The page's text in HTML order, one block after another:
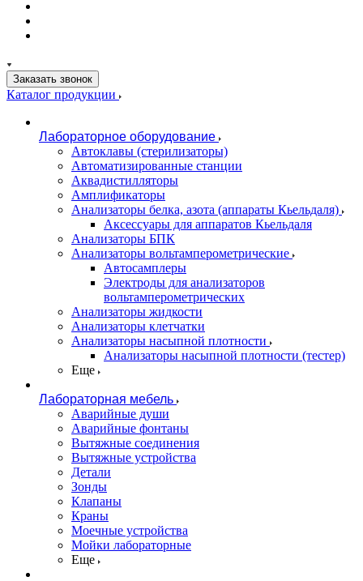
Заказать звонок
Каталог продукции
Лабораторное оборудование
Автоклавы (стерилизаторы)
Автоматизированные станции
Аквадистилляторы
Амплификаторы
Анализаторы белка, азота (аппараты Кьельдаля)
Аксессуары для аппаратов Кьельдаля
Анализаторы БПК
Анализаторы вольтамперометрические
Автосамплеры
Электроды для анализаторов
вольтамперометрических
Анализаторы жидкости
Анализаторы клетчатки
Анализаторы насыпной плотности
Анализаторы насыпной плотности (тестер)
Еще
Лабораторная мебель
Аварийные души
Аварийные фонтаны
Вытяжные соединения
Вытяжные устройства
Детали
Зонды
Клапаны
Краны
Моечные устройства
Мойки лабораторные
Еще